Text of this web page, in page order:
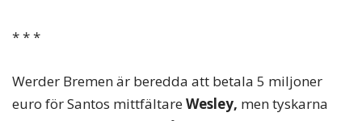
* * *
Werder Bremen är beredda att betala 5 miljoner
euro för Santos mittfältare Wesley, men tyskarna